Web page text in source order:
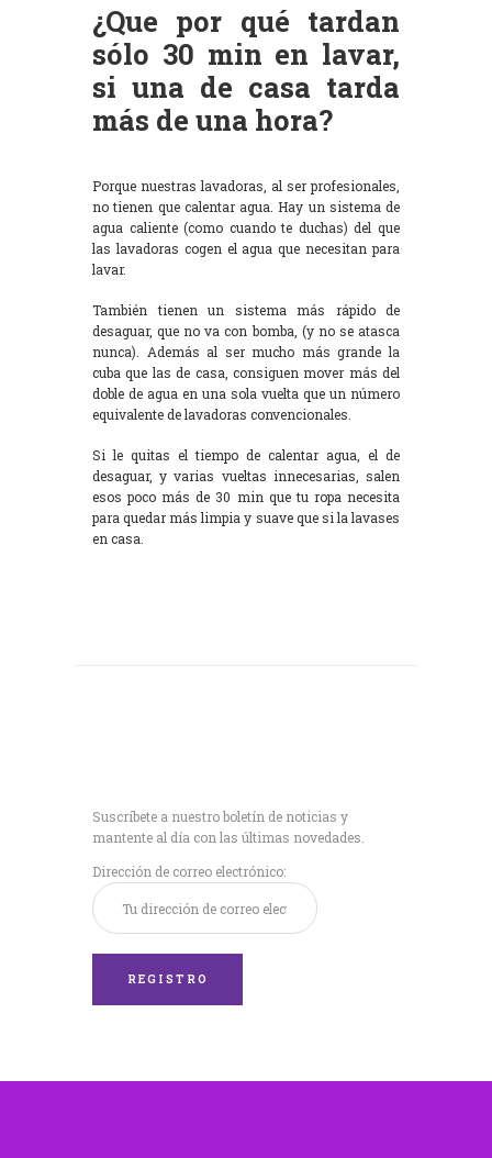
¿Que por qué tardan
sólo 30 min en lavar,
si una de casa tarda
más de una hora?
Porque nuestras lavadoras, al ser profesionales,
no tienen que calentar agua. Hay un sistema de
agua caliente (como cuando te duchas) del que
las lavadoras cogen el agua que necesitan para
lavar.
También tienen un sistema más rápido de
desaguar, que no va con bomba, (y no se atasca
nunca). Además al ser mucho más grande la
cuba que las de casa, consiguen mover más del
doble de agua en una sola vuelta que un número
equivalente de lavadoras convencionales.
Si le quitas el tiempo de calentar agua, el de
desaguar, y varias vueltas innecesarias, salen
esos poco más de 30 min que tu ropa necesita
para quedar más limpia y suave que si la lavases
en casa.
Suscríbete a nuestro boletín de noticias y
mantente al día con las últimas novedades.
Dirección de correo electrónico: